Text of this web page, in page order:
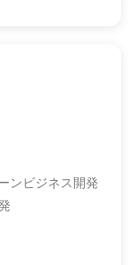
ンビジネス開発